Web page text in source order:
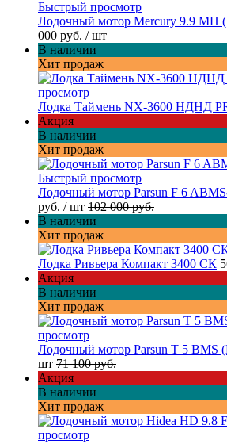
Быстрый просмотр
Лодочный мотор Mercury 9.9 MH
000 руб. / шт
В наличии
Хит продаж
просмотр
Лодка Таймень NX-3600 НДНД
Акция
В наличии
Хит продаж
Быстрый просмотр
Лодочный мотор Parsun F 6
руб. / шт 102 000 руб.
В наличии
Хит продаж
Лодка Ривьера Компакт 3400 СК
Акция
В наличии
Хит продаж
просмотр
Лодочный мотор Parsun T 5 BMS
шт 71 100 руб.
Акция
В наличии
Хит продаж
просмотр